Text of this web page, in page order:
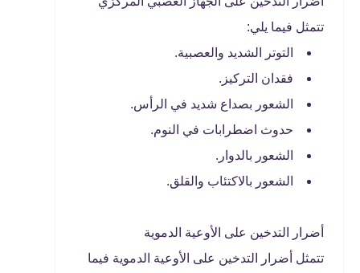
تتمثل فيما يلي:
التوتر الشديد والعصبية.
فقدان التركيز.
الشعور بصداع شديد في الرأس.
حدوث اضطرابات في النوم.
الشعور بالدوار.
الشعور بالاكتئاب والقلق.
أضرار التدخين على الأوعية الدموية
تتمثل أضرار التدخين على الأوعية الدموية فيما